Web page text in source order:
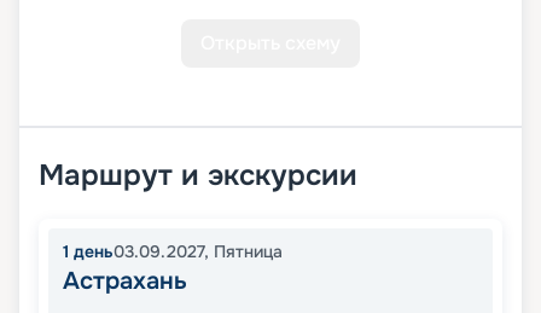
Маршрут и экскурсии
1 день03.09.2027, Пятница
Астрахань